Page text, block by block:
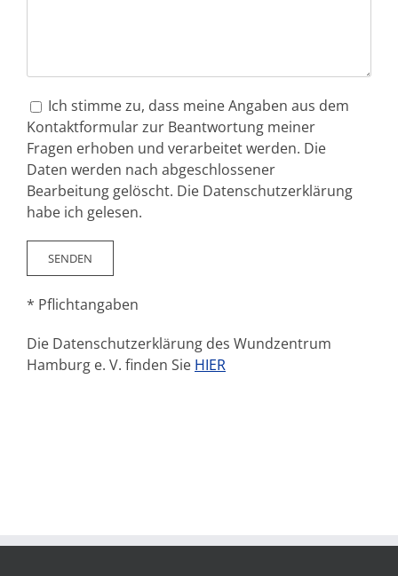
Ich stimme zu, dass meine Angaben aus dem
Kontaktformular zur Beantwortung meiner
Fragen erhoben und verarbeitet werden. Die
Daten werden nach abgeschlossener
Bearbeitung gelöscht. Die Datenschutzerklärung
habe ich gelesen.
* Pflichtangaben
Die Datenschutzerklärung des Wundzentrum
Hamburg e. V. finden Sie HIER